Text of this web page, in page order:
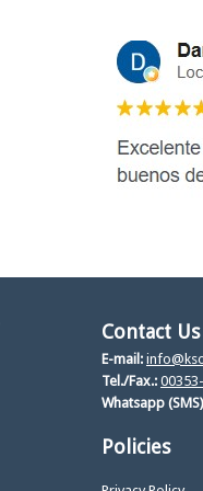
Contact Us
E-mail:
Tel./Fax.:
Whatsapp
Policies